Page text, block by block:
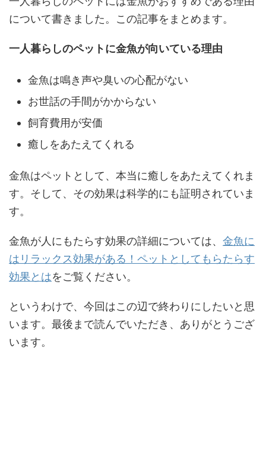
について書きました。この記事をまとめます。
一人暮らしのペットに金魚が向いている理由
金魚は鳴き声や臭いの心配がない
お世話の手間がかからない
飼育費用が安価
癒しをあたえてくれる
金魚はペットとして、本当に癒しをあたえてくれま
す。そして、その効果は科学的にも証明されていま
す。
金魚が人にもたらす効果の詳細については、 金魚に
はリラックス効果がある！ペットとしてもらたらす
効果とはをご覧ください。
というわけで、今回はこの辺で終わりにしたいと思
います。最後まで読んでいただき、ありがとうござ
います。